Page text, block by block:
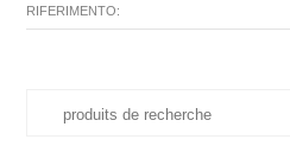
RIFERIMENTO: